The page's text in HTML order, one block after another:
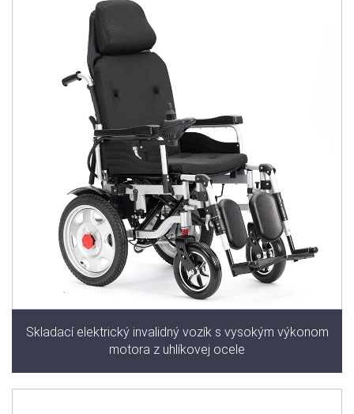
Skladací elektrický invalidný vozík s vysokým výkonom
motora z uhlíkovej ocele